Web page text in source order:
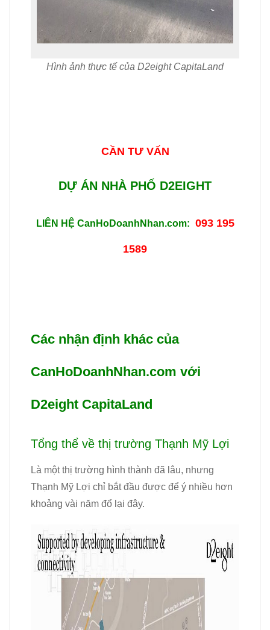
Hình ảnh thực tế của D2eight CapitaLand
CẦN TƯ VẤN
DỰ ÁN NHÀ PHỐ D2EIGHT
LIÊN HỆ CanHoDoanhNhan.com: 093 195
1589
Các nhận định khác của
CanHoDoanhNhan.com với
D2eight CapitaLand
Tổng thể về thị trường Thạnh Mỹ Lợi
Là một thị trường hình thành đã lâu, nhưng
Thạnh Mỹ Lợi chỉ bắt đầu được để ý nhiều hơn
khoảng vài năm đổ lại đây.